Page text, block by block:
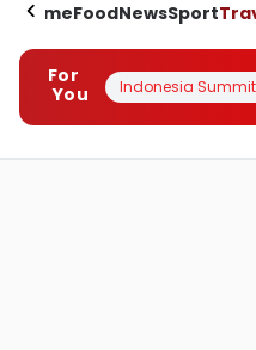
HomeFoodNewsSport
For
You
Indonesia